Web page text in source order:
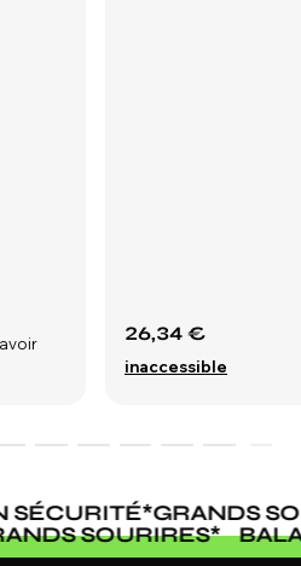
26,34 €
inaccessible
SÉCURITÉ*GRANDS
SOURIRES*